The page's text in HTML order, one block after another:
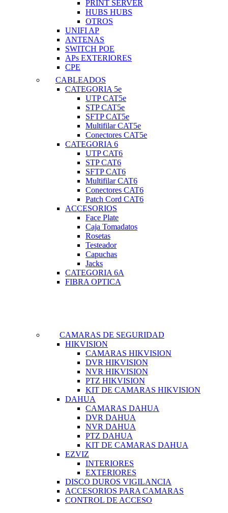
PRINT SERVER
HUBS HUBS
OTROS
UNIFI AP
ANTENAS
SWITCH POE
APs EXTERIORES
CPE
CABLEADOS
CATEGORIA 5e
UTP CAT5e
STP CAT5e
SFTP CAT5e
Multifilar CAT5e
Conectores CAT5e
CATEGORIA 6
UTP CAT6
STP CAT6
SFTP CAT6
Multifilar CAT6
Conectores CAT6
Patch Cord CAT6
ACCESORIOS
Face Plate
Caja Tomadatos
Rosetas
Testeador
Capuchas
Jacks
CATEGORIA 6A
FIBRA OPTICA
CAMARAS DE SEGURIDAD
HIKVISION
CAMARAS HIKVISION
DVR HIKVISION
NVR HIKVISION
PTZ HIKVISION
KIT DE CAMARAS HIKVISION
DAHUA
CAMARAS DAHUA
DVR DAHUA
NVR DAHUA
PTZ DAHUA
KIT DE CAMARAS DAHUA
EZVIZ
INTERIORES
EXTERIORES
DISCO DUROS VIGILANCIA
ACCESORIOS PARA CAMARAS
CONTROL DE ACCESO